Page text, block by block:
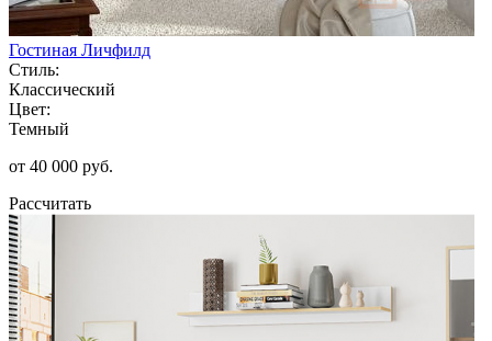
Гостиная Личфилд
Стиль:
Классический
Цвет:
Темный
от 40 000 руб.
Рассчитать